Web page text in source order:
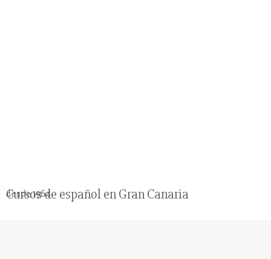
Cursos de español en Gran Canaria
desde 1964